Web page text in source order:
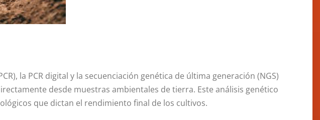
la PCR digital y la secuenciación genética de última generación (NGS)
desde muestras ambientales de tierra. Este análisis genético
que dictan el rendimiento final de los cultivos.